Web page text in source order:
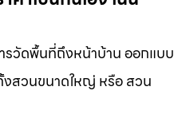
วัดพื้นที่ถึงหน้าบ้าน ออกแบบ
งสวนขนาดใหญ่ หรือ สวน